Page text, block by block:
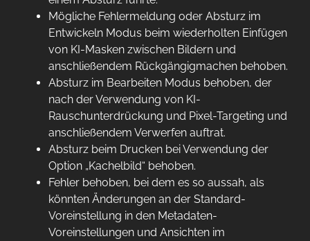
Mögliche Fehlermeldung oder Absturz im
Entwickeln Modus beim wiederholten Einfügen
von KI-Masken zwischen Bildern und
anschließendem Rückgängigmachen behoben.
Absturz im Bearbeiten Modus behoben, der
nach der Verwendung von KI-
Rauschunterdrückung und Pixel-Targeting und
anschließendem Verwerfen auftrat.
Absturz beim Drucken bei Verwendung der
Option „Kachelbild“ behoben.
Fehler behoben, bei dem es so aussah, als
könnten Änderungen an der Standard-
Voreinstellung in den Metadaten-
Voreinstellungen und Ansichten im